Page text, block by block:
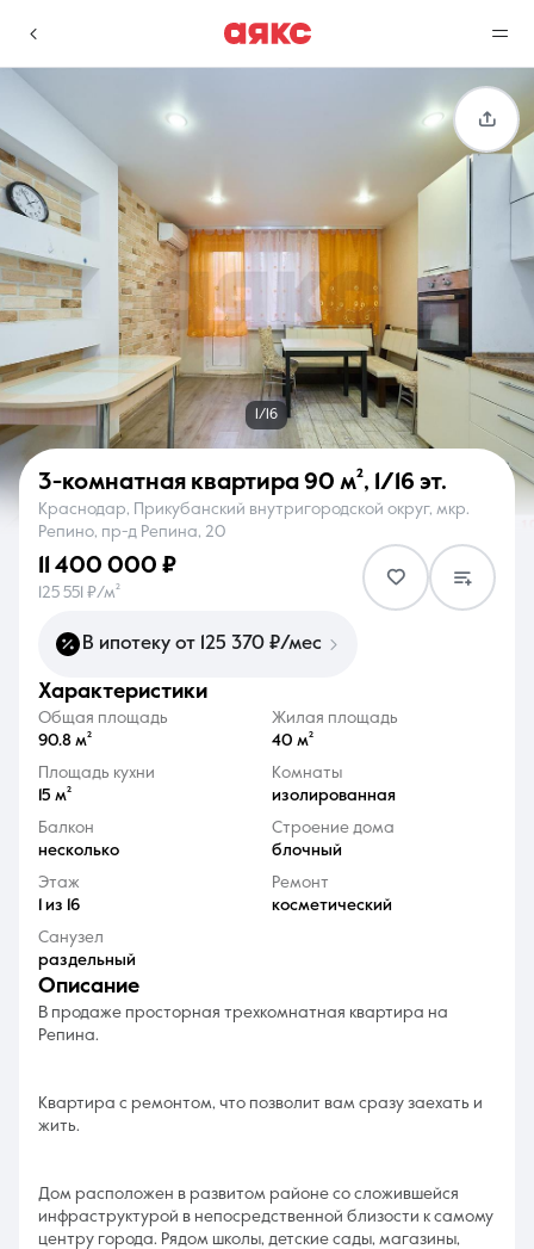
г. Краснодар
Избранное
0 объявлений
Сравнение
Недвижимость Услуги
О компании Контакты
8 (861) 297-00-00
Ежедневно с 08:30 до 20:00
1/16
3-комнатная квартира 90 м², 1/16 эт.
Краснодар, Прикубанский внутригородской округ, мкр.
Репино, пр-д Репина, 20
11 400 000 ₽
125 551 ₽/м²
В ипотеку от 125 370 ₽/мес
характеристики
Общая площадь
90.8 м²
Жилая площадь
40 м²
Площадь кухни
15 м²
Комнаты
изолированная
Балкон
несколько
Строение дома
блочный
Этаж
1 из 16
Ремонт
косметический
Санузел
раздельный
описание
В продаже просторная трехкомнатная квартира на
Репина.
Квартира с ремонтом, что позволит вам сразу заехать и
жить.
Дом расположен в развитом районе со сложившейся
инфраструктурой в непосредственной близости к самому
центру города. Рядом школы, детские сады, магазины,